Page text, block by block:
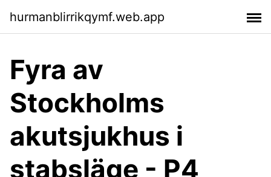
hurmanblirrikqymf.web.app
Fyra av
Stockholms
akutsjukhus i
stabsläge - P4